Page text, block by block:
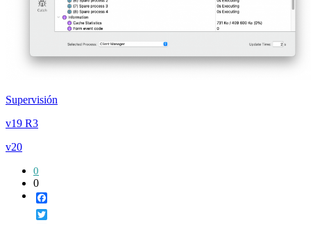
Supervisión
v19 R3
v20
0
0